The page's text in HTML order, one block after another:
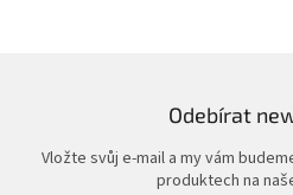
Odebírat
Vložte svůj e-mail a my vám
produktech na